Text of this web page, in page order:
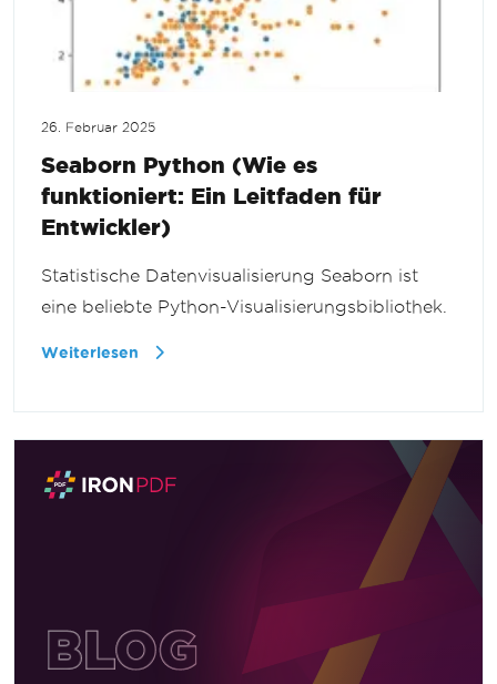
26. Februar 2025
Seaborn Python (Wie es
funktioniert: Ein Leitfaden für
Entwickler)
Statistische Datenvisualisierung Seaborn ist
eine beliebte Python-Visualisierungsbibliothek.
Weiterlesen